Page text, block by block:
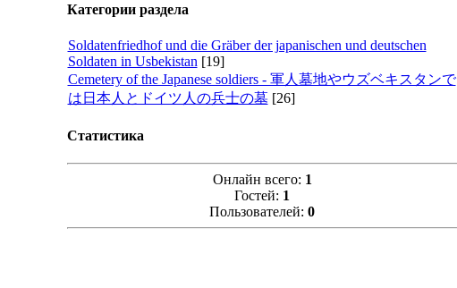
Категории раздела
Soldatenfriedhof und die Gräber der japanischen und deutschen
Soldaten in Usbekistan [19]
Cemetery of the Japanese soldiers - 軍人墓地やウズベキスタンで
は日本人とドイツ人の兵士の墓 [26]
Статистика
Онлайн всего: 1
Гостей: 1
Пользователей: 0